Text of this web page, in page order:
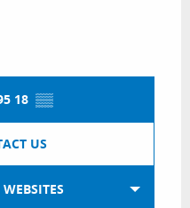
18 ▒▒
US